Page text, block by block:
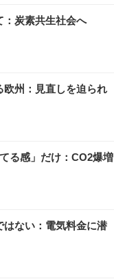
：炭素共生社会へ
欧州：見直しを迫られ
る感」だけ：CO2爆増
はない：電気料金に潜